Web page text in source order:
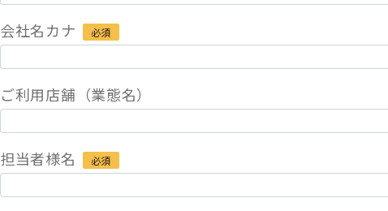
会社名カナ 必須
ご利用店舗（業態名）
担当者様名 必須